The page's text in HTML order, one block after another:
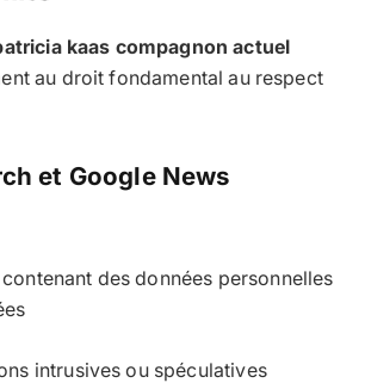
kaas compagnon actuel
au droit fondamental au respect
et Google News
des données personnelles
intrusives ou spéculatives